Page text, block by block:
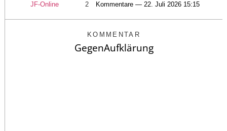
JF-Online 2 Kommentare — 22. Juli 2026 15:15
KOMMENTAR
GegenAufklärung